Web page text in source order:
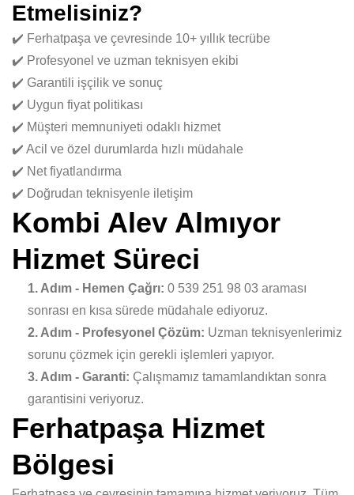
Etmelisiniz?
✔️ Ferhatpaşa ve çevresinde 10+ yıllık tecrübe
✔️ Profesyonel ve uzman teknisyen ekibi
✔️ Garantili işçilik ve sonuç
✔️ Uygun fiyat politikası
✔️ Müşteri memnuniyeti odaklı hizmet
✔️ Acil ve özel durumlarda hızlı müdahale
✔️ Net fiyatlandırma
✔️ Doğrudan teknisyenle iletişim
Kombi Alev Almıyor
Hizmet Süreci
1. Adım - Hemen Çağrı: 0 539 251 98 03 araması
sonrası en kısa sürede müdahale ediyoruz.
2. Adım - Profesyonel Çözüm: Uzman teknisyenlerimiz
sorunu çözmek için gerekli işlemleri yapıyor.
3. Adım - Garanti: Çalışmamız tamamlandıktan sonra
garantisini veriyoruz.
Ferhatpaşa Hizmet
Bölgesi